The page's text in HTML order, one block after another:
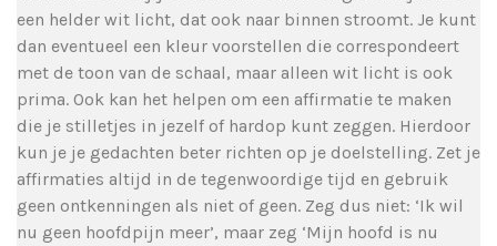
een helder wit licht, dat ook naar binnen stroomt. Je kunt
dan eventueel een kleur voorstellen die correspondeert
met de toon van de schaal, maar alleen wit licht is ook
prima. Ook kan het helpen om een affirmatie te maken
die je stilletjes in jezelf of hardop kunt zeggen. Hierdoor
kun je je gedachten beter richten op je doelstelling. Zet je
affirmaties altijd in de tegenwoordige tijd en gebruik
geen ontkenningen als niet of geen. Zeg dus niet: ‘Ik wil
nu geen hoofdpijn meer’, maar zeg ‘Mijn hoofd is nu